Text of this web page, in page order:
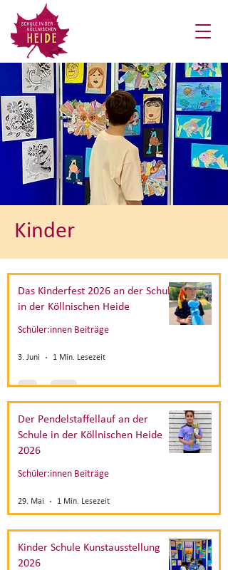
Kinder
Das Kinderfest 2026 an der Schule
in der Köllnischen Heide
Schüler:innen Beiträge
3. Juni 1 Min. Lesezeit
Der Pendelstaffellauf an der
Schule in der Köllnischen Heide
2026
Schüler:innen Beiträge
29. Mai 1 Min. Lesezeit
Kinder Schule Kunstausstellung
2026